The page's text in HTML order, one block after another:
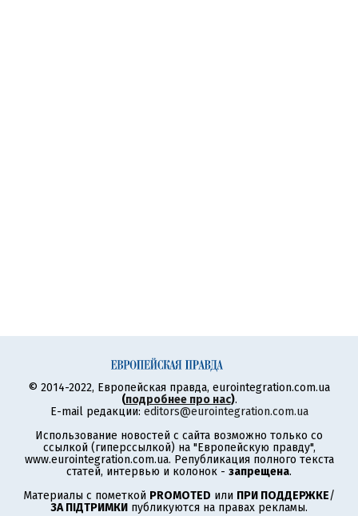
© 2014-2022, Европейская правда, eurointegration.com.ua
(подробнее про нас).
E-mail редакции: editors@eurointegration.com.ua
Использование новостей с сайта возможно только со
ссылкой (гиперссылкой) на "Европейскую правду",
www.eurointegration.com.ua. Републикация полного текста
статей, интервью и колонок - запрещена.
Материалы с пометкой PROMOTED или ПРИ ПОДДЕРЖКЕ/
ЗА ПІДТРИМКИ публикуются на правах рекламы.